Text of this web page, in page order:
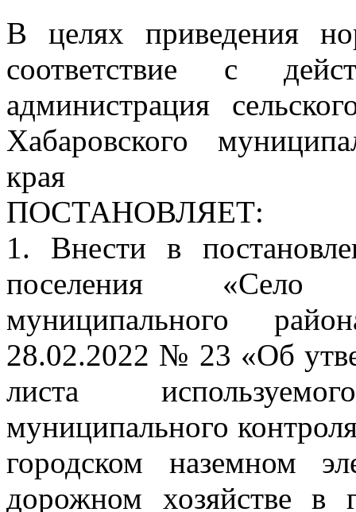
В целях приведения
соответствие с
администрация
Хабаровского
края
ПОСТАНОВЛЯЕТ:
1. Внести в
поселения «Село
муниципального
28.02.2022 № 23 «Об
листа
муниципального
городском наземном
дорожном хозяйстве в